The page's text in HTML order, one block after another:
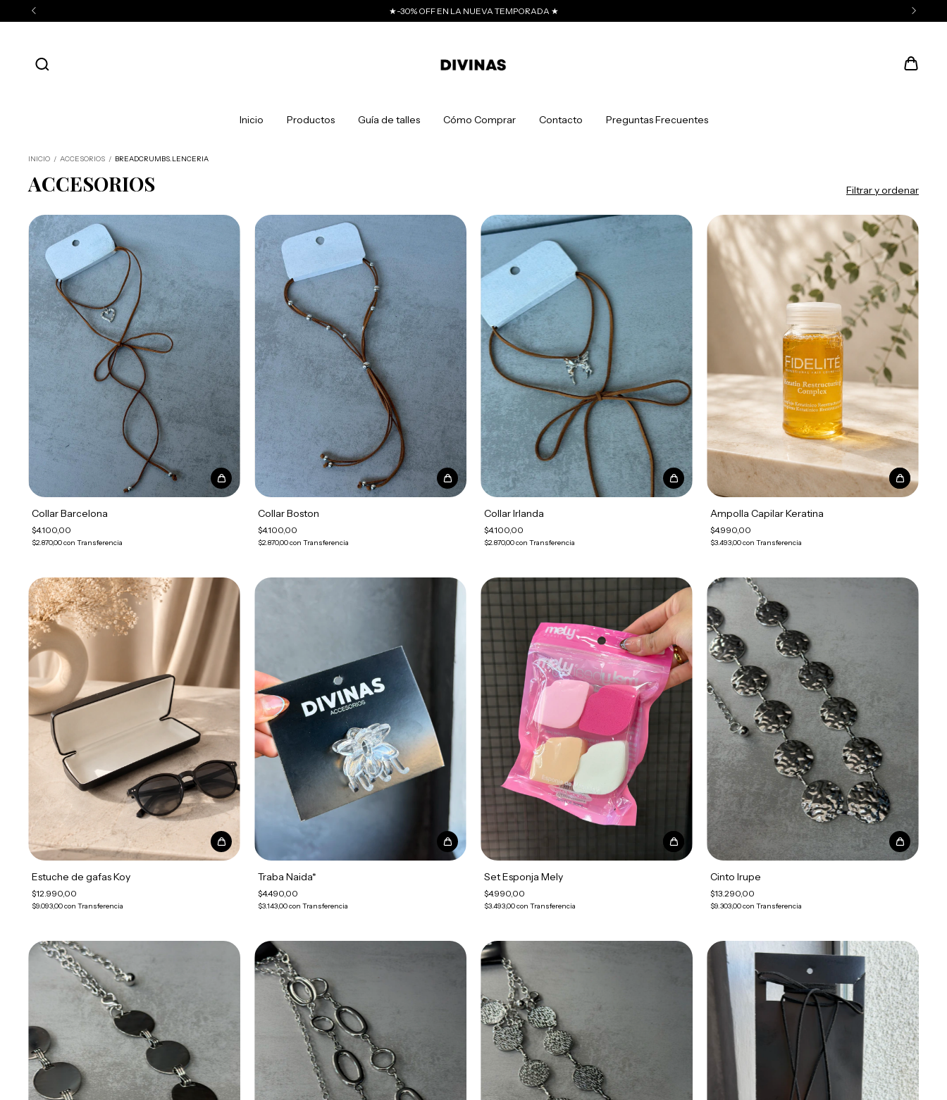
★3 CUOTAS SIN INTERES CON TARJETA (DESC NO ACUMULABLE) ★ ENVIOS A TODO EL PAIS ★
Inicio Productos Guía de talles Cómo Comprar Contacto Preguntas Frecuentes
INICIO / ACCESORIOS / BREADCRUMBS.LENCERIA
ACCESORIOS Filtrar y ordenar
Collar Barcelona
$4.100,00
$2.870,00con Transferencia
Collar Boston
$4.100,00
$2.870,00con Transferencia
Collar Irlanda
$4.100,00
$2.870,00con Transferencia
Ampolla Capilar Keratina
$4.990,00
$3.493,00con Transferencia
Estuche de gafas Koy
$12.990,00
$9.093,00con Transferencia
Traba Naida*
$4.490,00
$3.143,00con Transferencia
Set Esponja Mely
$4.990,00
$3.493,00con Transferencia
Cinto Irupe
$13.290,00
$9.303,00con Transferencia